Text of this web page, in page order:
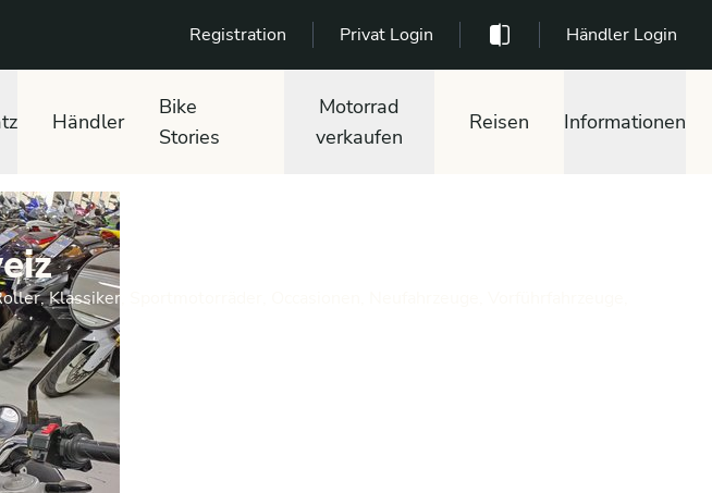
Registration Privat Login Händler Login
Händler
Bike
Stories
Motorrad
verkaufen
Reisen Informationen
Klassiker, Sportmotorräder, Occasionen, Neufahrzeuge, Vorführfahrzeuge,